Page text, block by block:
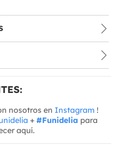
nosotros en Instagram !
+ #Funidelia para
aquí.